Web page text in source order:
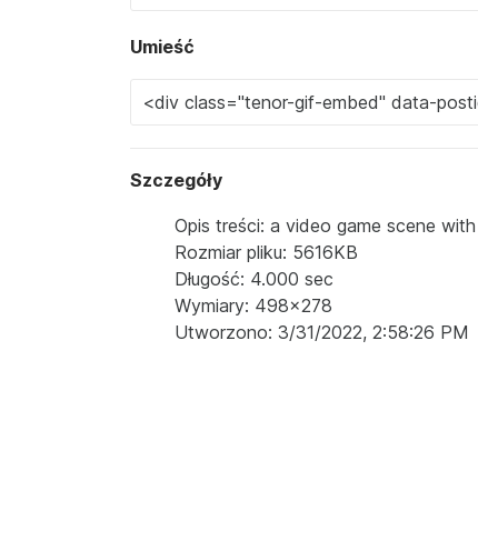
Umieść
Szczegóły
Opis treści: a video game scene
Rozmiar pliku: 5616KB
Długość: 4.000 sec
Wymiary: 498x278
Utworzono: 3/31/2022, 2:58:26 PM